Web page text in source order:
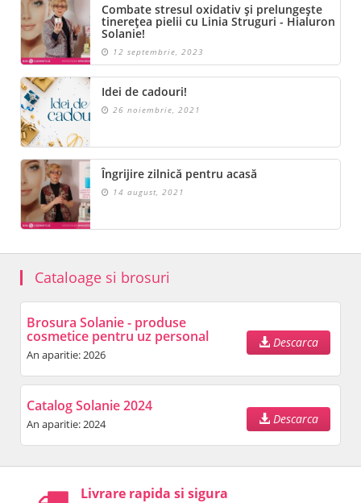
Combate stresul oxidativ și prelungește
tinerețea pielii cu Linia Struguri - Hialuron
Solanie!
12 septembrie, 2023
Idei de cadouri!
26 noiembrie, 2021
Îngrijire zilnică pentru acasă
14 august, 2021
Cataloage si brosuri
Brosura Solanie - produse
cosmetice pentru uz personal
An aparitie: 2026
Descarca
Catalog Solanie 2024
An aparitie: 2024 Descarca
Livrare rapida si sigura